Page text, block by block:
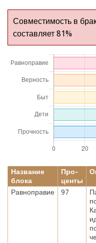
Совместимость в
составляет 81%
Название
блока
Про-
центы
Равноправие 97